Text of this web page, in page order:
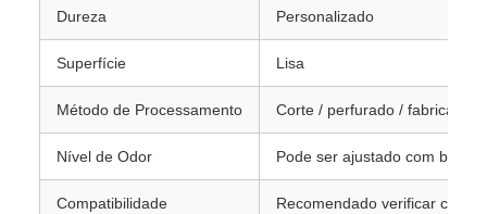
Dureza Personalizado
Superfície Lisa
Método de Processamento Corte / perfurado / fabricação
Nível de Odor Pode ser ajustado com base
Compatibilidade Recomendado verificar com